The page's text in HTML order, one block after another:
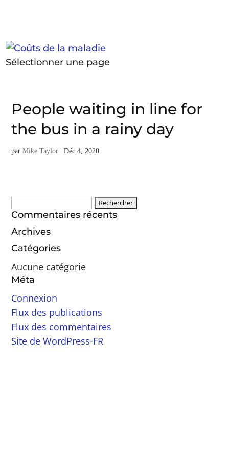
Sélectionner une page
People waiting in line for
the bus in a rainy day
parMike Taylor |Déc 4, 2020
Rechercher :
Commentaires récents
Archives
Catégories
Aucune catégorie
Méta
Connexion
Flux des publications
Flux des commentaires
Site de WordPress-FR